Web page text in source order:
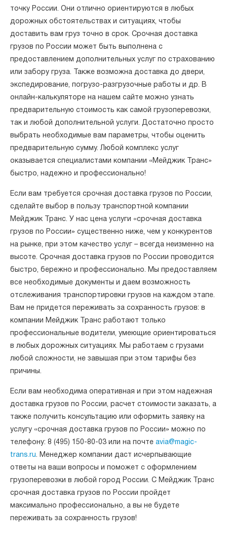
точку России. Они отлично ориентируются в любых
дорожных обстоятельствах и ситуациях, чтобы
доставить вам груз точно в срок. Срочная доставка
грузов по России может быть выполнена с
предоставлением дополнительных услуг по страхованию
или забору груза. Также возможна доставка до двери,
экспедирование, погрузо-разгрузочные работы и др. В
онлайн-калькуляторе на нашем сайте можно узнать
предварительную стоимость как самой грузоперевозки,
так и любой дополнительной услуги. Достаточно просто
выбрать необходимые вам параметры, чтобы оценить
предварительную сумму. Любой комплекс услуг
оказывается специалистами компании «Мейджик Транс»
быстро, надежно и профессионально!
Если вам требуется срочная доставка грузов по России,
сделайте выбор в пользу транспортной компании
Мейджик Транс. У нас цена услуги «срочная доставка
грузов по России» существенно ниже, чем у конкурентов
на рынке, при этом качество услуг – всегда неизменно на
высоте. Срочная доставка грузов по России проводится
быстро, бережно и профессионально. Мы предоставляем
все необходимые документы и даем возможность
отслеживания транспортировки грузов на каждом этапе.
Вам не придется переживать за сохранность грузов: в
компании Мейджик Транс работают только
профессиональные водители, умеющие ориентироваться
в любых дорожных ситуациях. Мы работаем с грузами
любой сложности, не завышая при этом тарифы без
причины.
Если вам необходима оперативная и при этом надежная
доставка грузов по России, расчет стоимости заказать, а
также получить консультацию или оформить заявку на
услугу «срочная доставка грузов по России» можно по
телефону: 8 (495) 150-80-03 или на почте avia@magic-
trans.ru. Менеджер компании даст исчерпывающие
ответы на ваши вопросы и поможет с оформлением
грузоперевозки в любой город России. С Мейджик Транс
срочная доставка грузов по России пройдет
максимально профессионально, а вы не будете
переживать за сохранность грузов!